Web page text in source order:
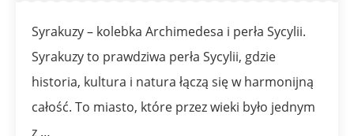
Syrakuzy – kolebka Archimedesa i perła Sycylii.
Syrakuzy to prawdziwa perła Sycylii, gdzie
historia, kultura i natura łączą się w harmonijną
całość. To miasto, które przez wieki było jednym
z …